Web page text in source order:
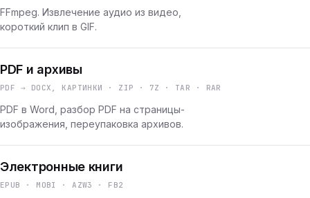
FFmpeg. Извлечение аудио из видео,
короткий клип в GIF.
PDF и архивы
PDF → DOCX, КАРТИНКИ · ZIP · 7Z · TAR · RAR
PDF в Word, разбор PDF на страницы-
изображения, переупаковка архивов.
Электронные книги
EPUB · MOBI · AZW3 · FB2